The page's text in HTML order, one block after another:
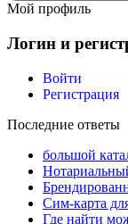
Мой профиль
Логин и
Войти
Регистрация
Последние ответы
большой
Сим-карта
Где найти